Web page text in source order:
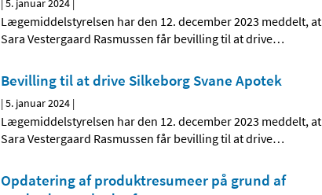
|5. januar 2024 |
Lægemiddelstyrelsen har den 12. december 2023 meddelt, at
Sara Vestergaard Rasmussen får bevilling til at drive…
Bevilling til at drive Silkeborg Svane Apotek
|5. januar 2024 |
Lægemiddelstyrelsen har den 12. december 2023 meddelt, at
Sara Vestergaard Rasmussen får bevilling til at drive…
Opdatering af produktresumeer på grund af